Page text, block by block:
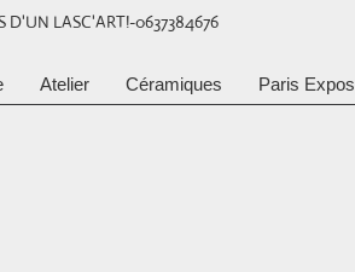
D'UN LASC'ART!-0637384676
Atelier Céramiques Paris Expos